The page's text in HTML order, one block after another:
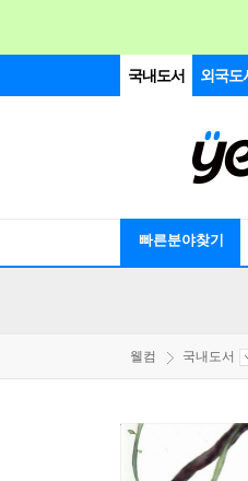
국내도서 외국도
빠른분야찾기
웰컴 국내도서